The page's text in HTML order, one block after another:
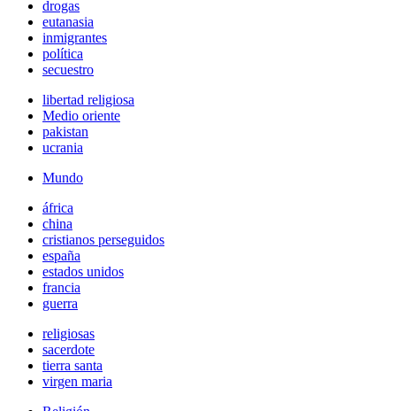
drogas
eutanasia
inmigrantes
política
secuestro
libertad religiosa
Medio oriente
pakistan
ucrania
Mundo
áfrica
china
cristianos perseguidos
españa
estados unidos
francia
guerra
religiosas
sacerdote
tierra santa
virgen maria